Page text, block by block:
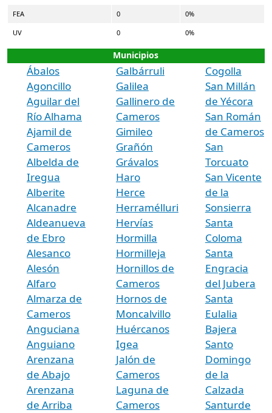
FEA 0 0%
UV 0 0%
Municipios
Ábalos
Agoncillo
Aguilar del
Río Alhama
Ajamil de
Cameros
Albelda de
Iregua
Alberite
Alcanadre
Aldeanueva
de Ebro
Alesanco
Alesón
Alfaro
Almarza de
Cameros
Anguciana
Anguiano
Arenzana
de Abajo
Arenzana
de Arriba
Galbárruli
Galilea
Gallinero de
Cameros
Gimileo
Grañón
Grávalos
Haro
Herce
Herramélluri
Hervías
Hormilla
Hormilleja
Hornillos de
Cameros
Hornos de
Moncalvillo
Huércanos
Igea
Jalón de
Cameros
Laguna de
Cameros
Cogolla
San Millán
de Yécora
San Román
de Cameros
San
Torcuato
San Vicente
de la
Sonsierra
Santa
Coloma
Santa
Engracia
del Jubera
Santa
Eulalia
Bajera
Santo
Domingo
de la
Calzada
Santurde